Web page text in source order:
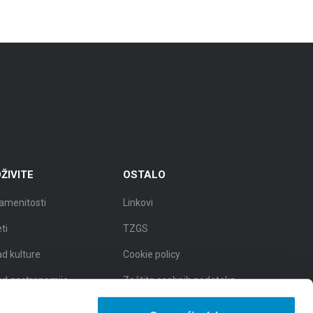
kulture
gastronomije
OSTALO
Linkovi
TZGS
Cookie policy
Zaštita osobnih podataka -
GDPR